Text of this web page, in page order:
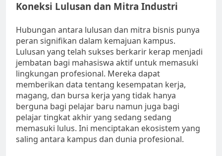
Koneksi Lulusan dan Mitra Industri
Hubungan antara lulusan dan mitra bisnis punya
peran signifikan dalam kemajuan kampus.
Lulusan yang telah sukses berkarir kerap menjadi
jembatan bagi mahasiswa aktif untuk memasuki
lingkungan profesional. Mereka dapat
memberikan data tentang kesempatan kerja,
magang, dan bursa kerja yang tidak hanya
berguna bagi pelajar baru namun juga bagi
pelajar tingkat akhir yang sedang sedang
memasuki lulus. Ini menciptakan ekosistem yang
saling antara kampus dan dunia profesional.